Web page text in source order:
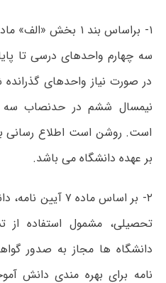
سه چهارم واحدهای درسی تا
در صورت نیاز واحدهای
نیمسال ششم در حدنصاب سه
است. روشن است اطلاع رسانی
بر عهده دانشگاه می باشد.
۲- بر اساس ماده
تحصیلی، مشمول استفاده از
دانشگاه ها مجاز به صدور